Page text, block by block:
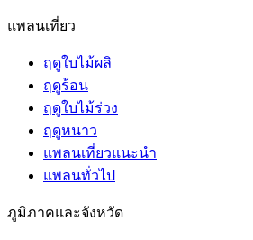
แพลนเที่ยว
ฤดูใบไม้ผลิ
ฤดูร้อน
ฤดูใบไม้ร่วง
ฤดูหนาว
แพลนเที่ยวแนะนำ
แพลนทั่วไป
ภูมิภาคและจังหวัด